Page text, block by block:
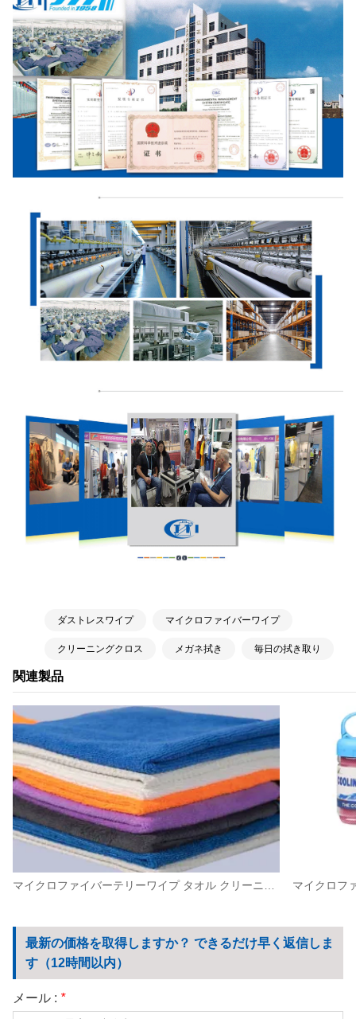
関連製品
ダストレスワイプ マイクロファイバーワイプ
クリーニングクロス メガネ拭き 毎日の拭き取り
最新の価格を取得しますか？ できるだけ早く返信しま
す（12時間以内）
メール : *